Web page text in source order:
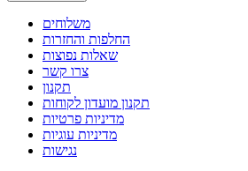
משלוחים
החלפות והחזרות
שאלות נפוצות
צרו קשר
תקנון
תקנון מועדון לקוחות
מדיניות פרטיות
מדיניות עוגיות
נגישות